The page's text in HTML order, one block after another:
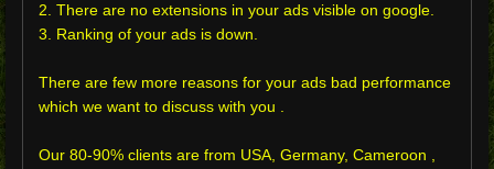
2. There are no extensions in your ads visible on google.
3. Ranking of your ads is down.
There are few more reasons for your ads bad performance
which we want to discuss with you .
Our 80-90% clients are from USA, Germany, Cameroon ,